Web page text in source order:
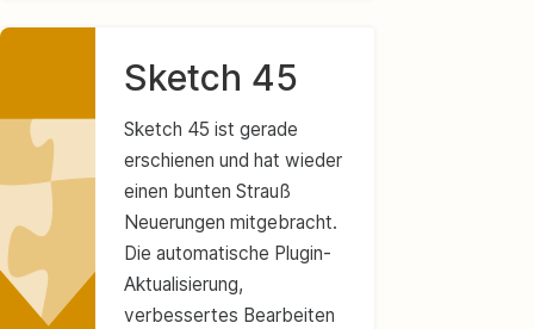
Sketch 45
Sketch 45 ist gerade
erschienen und hat wieder
einen bunten Strauß
Neuerungen mitgebracht.
Die automatische Plugin-
Aktualisierung,
verbessertes Bearbeiten